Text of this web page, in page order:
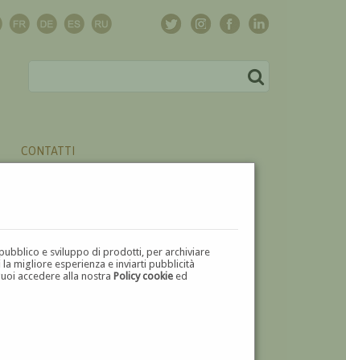
e sviluppo di prodotti, per archiviare
migliore esperienza e inviarti pubblicità
accedere alla nostraPolicy cookie ed
CONTATTI
W X Y Z ⬅